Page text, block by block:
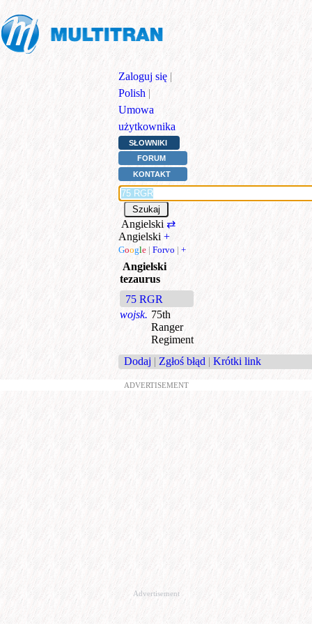
Zaloguj się |
Polish |
Umowa
użytkownika
SŁOWNIKI
FORUM
KONTAKT
Angielski ⇄
Angielski +
Google | Forvo | +
Angielski
tezaurus
75 RGR
wojsk. 75th
Ranger
Regiment
Dodaj | Zgłoś błąd | Krótki link
ADVERTISEMENT
Advertisement